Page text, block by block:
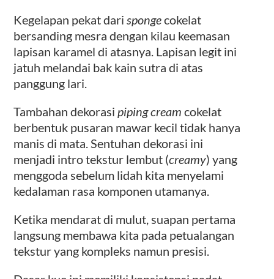
Kegelapan pekat darispongecokelat
bersanding mesra dengan kilau keemasan
lapisan karamel di atasnya. Lapisan legit ini
jatuh melandai bak kain sutra di atas
panggung lari.
Tambahan dekorasipiping cream cokelat
berbentuk pusaran mawar kecil tidak hanya
manis di mata. Sentuhan dekorasi ini
menjadi intro tekstur lembut (creamy) yang
menggoda sebelum lidah kita menyelami
kedalaman rasa komponen utamanya.
Ketika mendarat di mulut, suapan pertama
langsung membawa kita pada petualangan
tekstur yang kompleks namun presisi.